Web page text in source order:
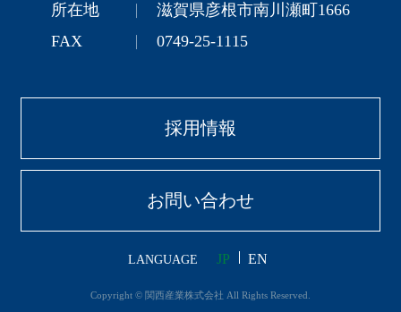
所在地
滋賀県彦根市南川瀬町1666
FAX
0749-25-1115
採用情報
お問い合わせ
LANGUAGE JP EN
Copyright © 関西産業株式会社 All Rights Reserved.